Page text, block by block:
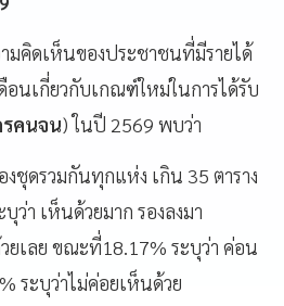
ามคิดเห็นของประชาชนที่มีรายได้
นเกี่ยวกับเกณฑ์ใหม่ในการได้รับ
คนจน) ในปี 2569 พบว่า
งชุดรวมกันทุกแห่ง เกิน 35 ตาราง
ว่า เห็นด้วยมาก รองลงมา
ยเลย ขณะที่18.17% ระบุว่า ค่อน
ระบุว่าไม่ค่อยเห็นด้วย